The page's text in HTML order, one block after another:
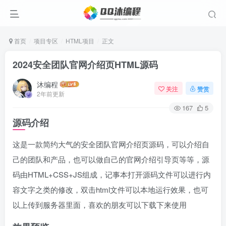
首页 项目专区 HTML项目 正文
2024安全团队官网介绍页HTML源码
沐编程
2年前更新
关注 赞赏
167 5
源码介绍
这是一款简约大气的安全团队官网介绍页源码，可以介绍自
己的团队和产品，也可以做自己的官网介绍引导页等等，源
码由HTML+CSS+JS组成，记事本打开源码文件可以进行内
容文字之类的修改，双击html文件可以本地运行效果，也可
以上传到服务器里面，喜欢的朋友可以下载下来使用